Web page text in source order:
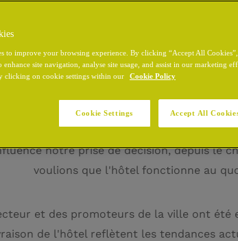
RENDRE L'AVENIR
qu'un simple mot à la mode : c'est un
notre prise de décision, depuis le
voulions que l'hôtel fonctionne au
et des promoteurs de la ville ont
de l'hôtel reflètent les tendances
to improve your browsing experience. By clicking “Accept All
enhance site navigation, analyse site usage, and assist in our marketing
clicking on cookie settings within our
Cookie Policy
Cookie Settings Accept All